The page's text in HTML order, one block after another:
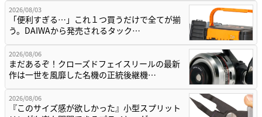
2026/08/03
「便利すぎる…」これ１つ買うだけで全てが揃
う。DAIWAから発売されるタック…
2026/08/06
まだあるぞ！クローズドフェイスリールの最新
作は一世を風靡した名機の正統後継機…
2026/08/06
『このサイズ感が欲しかった』小型スプリット